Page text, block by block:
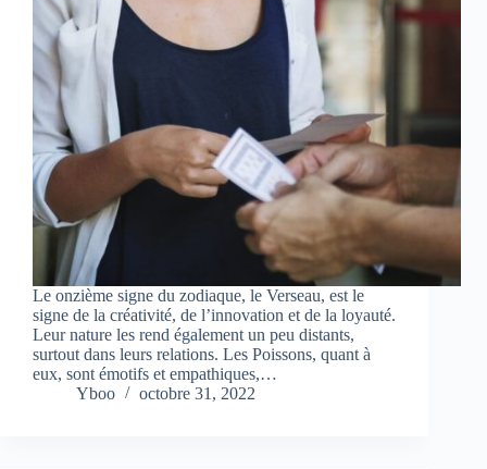
Le onzième signe du zodiaque, le Verseau, est le
signe de la créativité, de l’innovation et de la loyauté.
Leur nature les rend également un peu distants,
surtout dans leurs relations. Les Poissons, quant à
eux, sont émotifs et empathiques,…
Yboo
octobre 31, 2022